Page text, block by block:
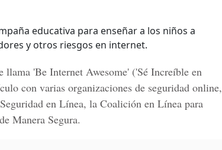
educativa para enseñar a los niños a
y otros riesgos en internet.
llama 'Be Internet Awesome' ('Sé Increíble en
con varias organizaciones de seguridad online,
en Línea, la Coalición en Línea para
Manera Segura.